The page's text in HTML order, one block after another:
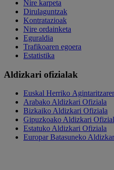
Nire karpeta
Dirulaguntzak
Kontratazioak
Nire ordainketa
Eguraldia
Trafikoaren egoera
Estatistika
Aldizkari ofizialak
Euskal Herriko
Arabako Aldizkari Ofiziala
Bizkaiko Aldizkari Ofiziala
Gipuzkoako Aldizkari
Estatuko Aldizkari Ofiziala
Europar Batasuneko